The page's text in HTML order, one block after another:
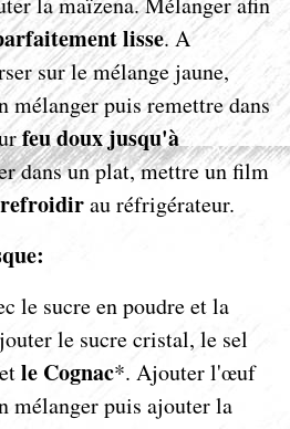
lisse. A
sur le mélange jaune,
mélanger puis remettre dans
feu doux jusqu'à
dans un plat, mettre un film
refroidirau réfrigérateur.
le sucre en poudre et la
le sucre cristal, le sel
le Cognac*. Ajouter l'œuf
mélanger puis ajouter la